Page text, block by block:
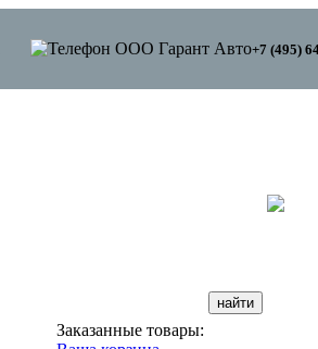
+7 (495)
Заказанные товары: